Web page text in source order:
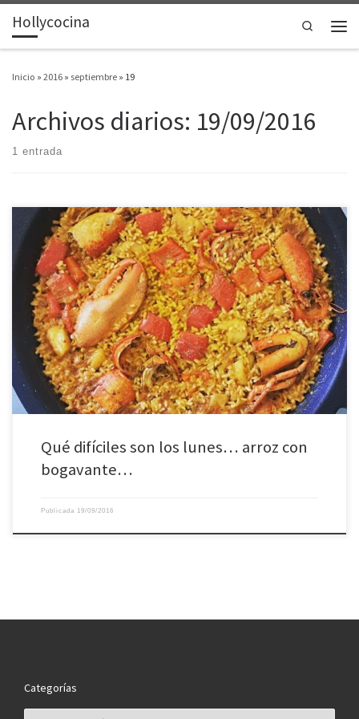
Saltar al contenido
Hollycocina
Search
Inicio » 2016 » septiembre » 19
Archivos diarios: 19/09/2016
1 entrada
Qué difíciles son los lunes… arroz con
bogavante…
Publicada 19/09/2016
Categorías